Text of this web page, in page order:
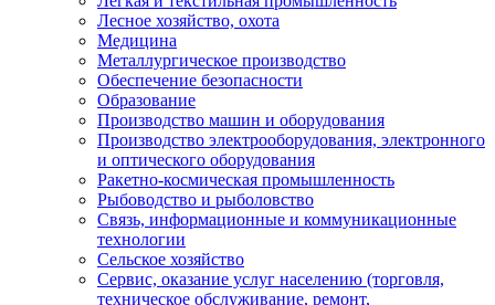
Лесное хозяйство, охота
Медицина
Металлургическое производство
Обеспечение безопасности
Образование
Производство машин и оборудования
Производство электрооборудования, электронного
и оптического оборудования
Ракетно-космическая промышленность
Рыбоводство и рыболовство
Связь, информационные и коммуникационные
технологии
Сельское хозяйство
Сервис, оказание услуг населению (торговля,
техническое обслуживание, ремонт,